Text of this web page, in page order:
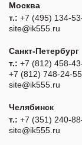
Москва
т.: +7 (495) 134-
site@ik555.ru
Санкт-Петербург
т.: +7 (812) 458-
+7 (812) 748-24-55
site@ik555.ru
Челябинск
т.: +7 (351) 240-
site@ik555.ru